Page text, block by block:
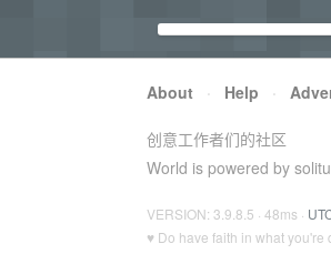
About · Help ·
创意工作者们的社区
World is powered by
VERSION: 3.9.8.5 · 48ms ·
♥ Do have faith in what you're